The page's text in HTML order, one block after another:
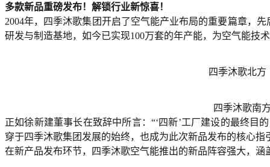
多款新品重磅发布！解锁行业新惊喜！
2004年，四季沐歌集团开启了空气能产业布局的重要篇章，
研发与制造基地，如今已实现100万套的年产能，为空气能技
四季沐歌北
四季沐歌南
正如徐新建董事长在致辞中所言：“‘四新’工厂建设的最终
穿于四季沐歌集团发展的始终，也成为此次新品发布的核心指
在新产品发布环节，四季沐歌空气能推出的新品阵容强大，